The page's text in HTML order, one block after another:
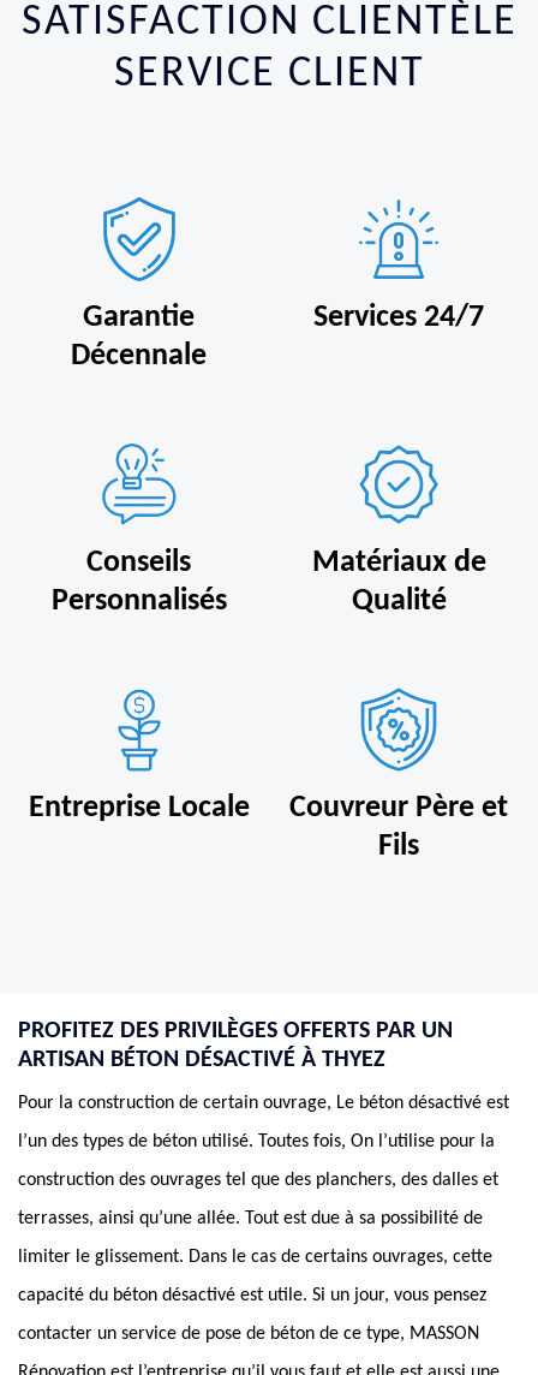
SATISFACTION CLIENTÈLE
SERVICE CLIENT
Garantie
Décennale
Services 24/7
Conseils
Personnalisés
Matériaux de
Qualité
Entreprise Locale
Couvreur Père et
Fils
PROFITEZ DES PRIVILÈGES OFFERTS PAR UN
ARTISAN BÉTON DÉSACTIVÉ À THYEZ
Pour la construction de certain ouvrage, Le béton désactivé est
l’un des types de béton utilisé. Toutes fois, On l’utilise pour la
construction des ouvrages tel que des planchers, des dalles et
terrasses, ainsi qu’une allée. Tout est due à sa possibilité de
limiter le glissement. Dans le cas de certains ouvrages, cette
capacité du béton désactivé est utile. Si un jour, vous pensez
contacter un service de pose de béton de ce type, MASSON